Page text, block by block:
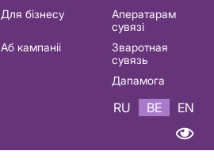
Для бізнесу
Аператарам
сувязі
Аб кампаніі
Зваротная
сувязь
Дапамога
RU BE EN